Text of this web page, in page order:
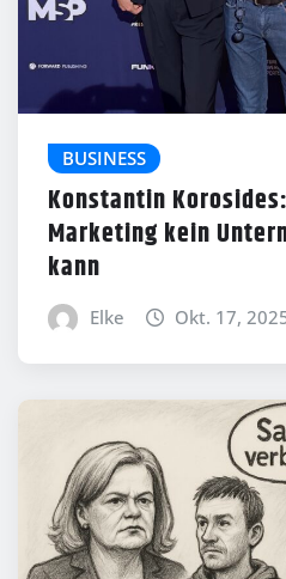
BUSINESS
Konstantin
Marketing kein
kann
Elke Okt. 17,